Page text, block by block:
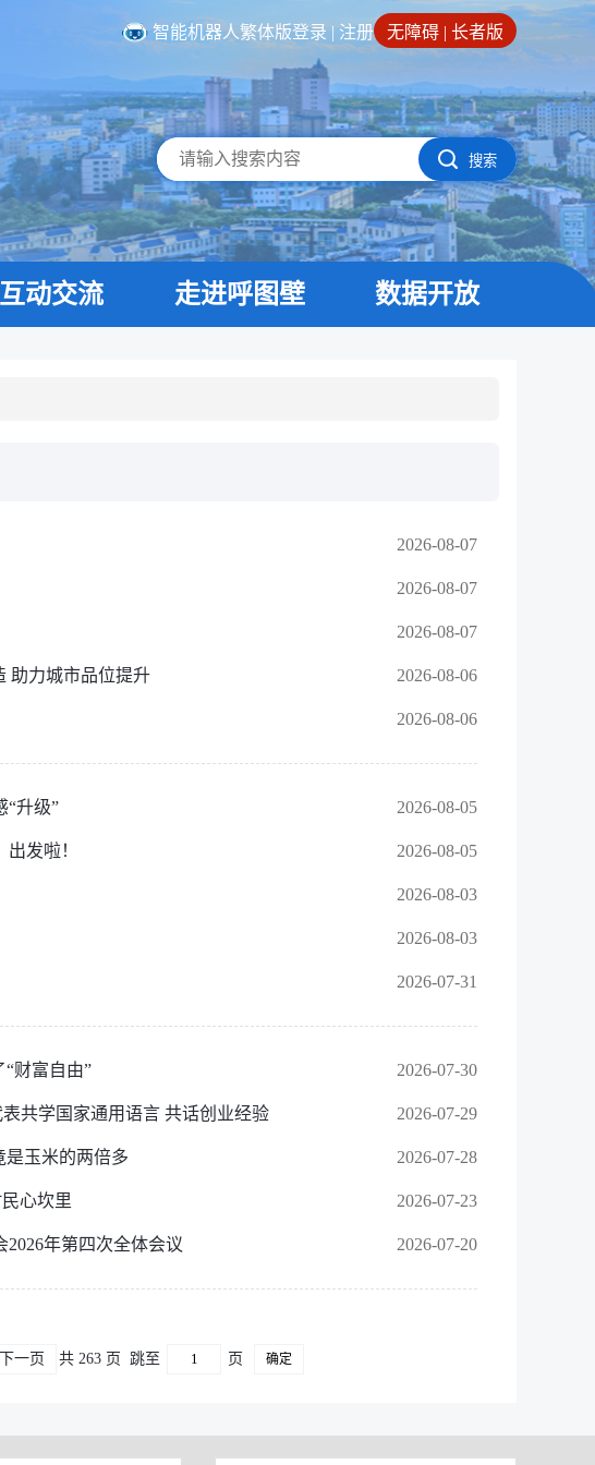
智能机器人繁体版登录 | 注册 无障碍 | 长者版
搜索
互动交流 走进呼图壁 数据开放
2026-08-07
2026-08-07
2026-08-07
助力城市品位提升 2026-08-06
2026-08-06
“升级” 2026-08-05
发啦！ 2026-08-05
2026-08-03
2026-08-03
2026-07-31
财富自由” 2026-07-30
共学国家通用语言 共话创业经验 2026-07-29
是玉米的两倍多 2026-07-28
心坎里 2026-07-23
年第四次全体会议 2026-07-20
下一页 共 263 页 跳至 页 确定